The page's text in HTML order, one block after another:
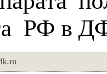
РФ в